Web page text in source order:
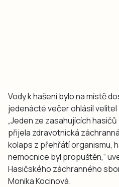
Vody k hašení bylo na místě
jedenácté večer ohlásil
„Jeden ze zasahujících
přijela zdravotnická
kolaps z přehřátí organismu,
nemocnice byl propuštěn,“
Hasičského záchranného
Monika Kocinová.